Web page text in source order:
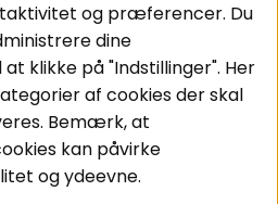
Følg os
Instagram
Facebook
Youtube
og præferencer. Du
dine
klikke på "Indstillinger". Her
af cookies der skal
Bemærk, at
kan påvirke
og ydeevne.